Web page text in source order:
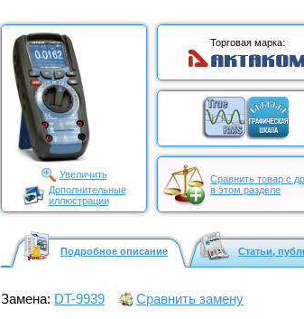
Увеличить
Дополнительные
иллюстрации
Торговая марка:
Сравнить товар с
в этом разделе
Подробное описание Статьи,
Замена: DT-9939
Сравнить замену